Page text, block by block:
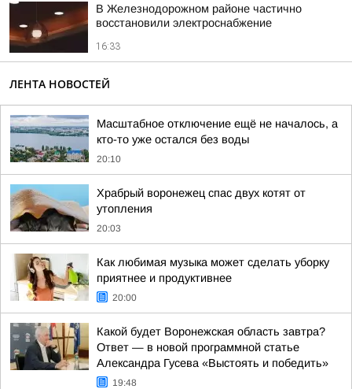
В Железнодорожном районе частично
восстановили электроснабжение
16:33
ЛЕНТА НОВОСТЕЙ
Масштабное отключение ещё не началось, а
кто-то уже остался без воды
20:10
Храбрый воронежец спас двух котят от
утопления
20:03
Как любимая музыка может сделать уборку
приятнее и продуктивнее
20:00
Какой будет Воронежская область завтра?
Ответ — в новой программной статье
Александра Гусева «Выстоять и победить»
19:48